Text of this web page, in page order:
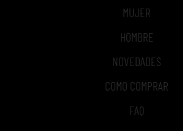
MUJER
HOMBRE
NOVEDADES
COMO COMPRAR
FAQ